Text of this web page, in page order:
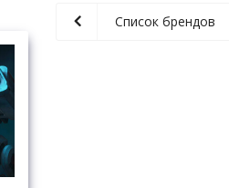
Список брендов